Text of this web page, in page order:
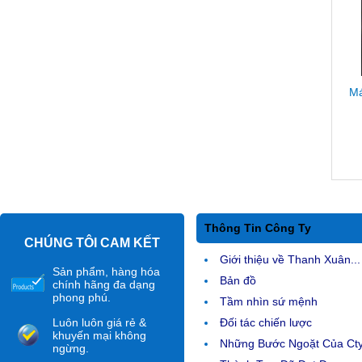
CHÚNG TÔI CAM KẾT
Sản phẩm, hàng hóa
chính hãng đa dạng
phong phú.
Luôn luôn giá rẻ &
khuyến mại không
ngừng.
Thông Tin Công Ty
Giới thiệu về Thanh Xuân...
Bản đồ
Tầm nhìn sứ mệnh
Đối tác chiến lược
Những Bước Ngoặt Của